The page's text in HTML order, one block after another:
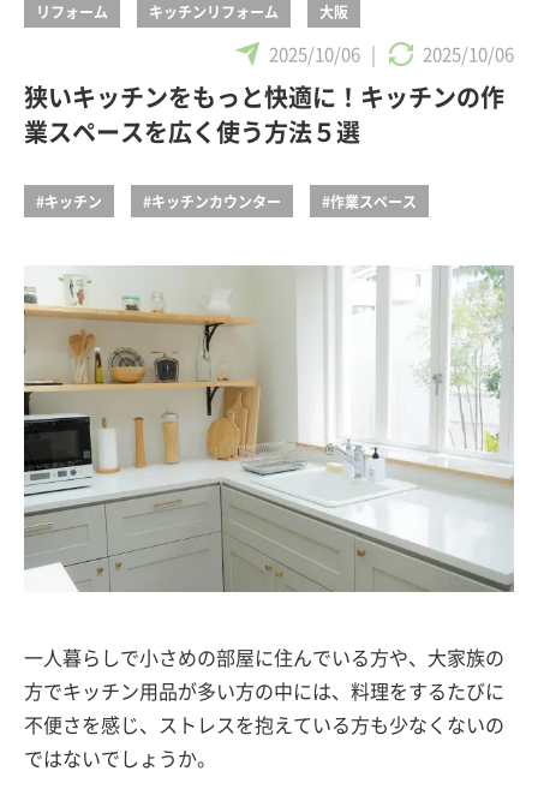
リフォーム キッチンリフォーム 大阪
2025/10/06 | 2025/10/06
狭いキッチンをもっと快適に！キッチンの作
業スペースを広く使う方法５選
#キッチン #キッチンカウンター #作業スペース
一人暮らしで小さめの部屋に住んでいる方や、大家族の
方​でキッチン用品が多い方の中には、料理をするたびに
不便さを感じ、ストレスを抱えている方も少なくないの
ではないでしょうか。